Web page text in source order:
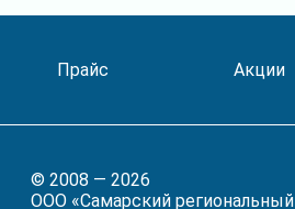
Прайс Акции
© 2008 — 2026
ООО «Самарский региональный